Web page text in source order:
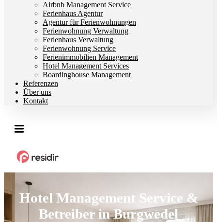
Airbnb Management Service
Ferienhaus Agentur
Agentur für Ferienwohnungen
Ferienwohnung Verwaltung
Ferienhaus Verwaltung
Ferienwohnung Service
Ferienimmobilien Management
Hotel Management Services
Boardinghouse Management
Referenzen
Über uns
Kontakt
Hotel Management Service &
Betreiber in Burgwedel